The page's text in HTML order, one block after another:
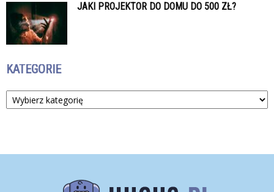
JAKI PROJEKTOR DO DOMU DO 500 ZŁ?
KATEGORIE
Kategorie